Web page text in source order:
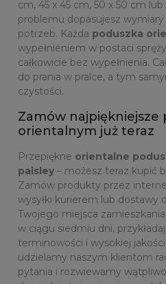
cm, 45 x 45 cm, 50 x 50 cm
problemu dopasujesz
potrzeb. Każda poduszka
wypełnieniem w postaci
całkowicie bez wypełnienia.
do prania w pralce, a tym
czystości.
Zamów najpiękniejsze
orientalnym już teraz
Przepiękne orientalne
paisley – możesz teraz kupić
Zamów produkty przez
wysyłki kurierem lub dostawy
Twojego miejsca
w ciągu siedmiu dni,
terminowości i wysokiej
udzielamy naszym klientom
pytania i rozwiewamy